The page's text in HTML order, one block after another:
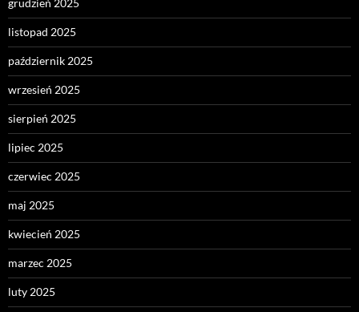
grudzień 2025
listopad 2025
październik 2025
wrzesień 2025
sierpień 2025
lipiec 2025
czerwiec 2025
maj 2025
kwiecień 2025
marzec 2025
luty 2025